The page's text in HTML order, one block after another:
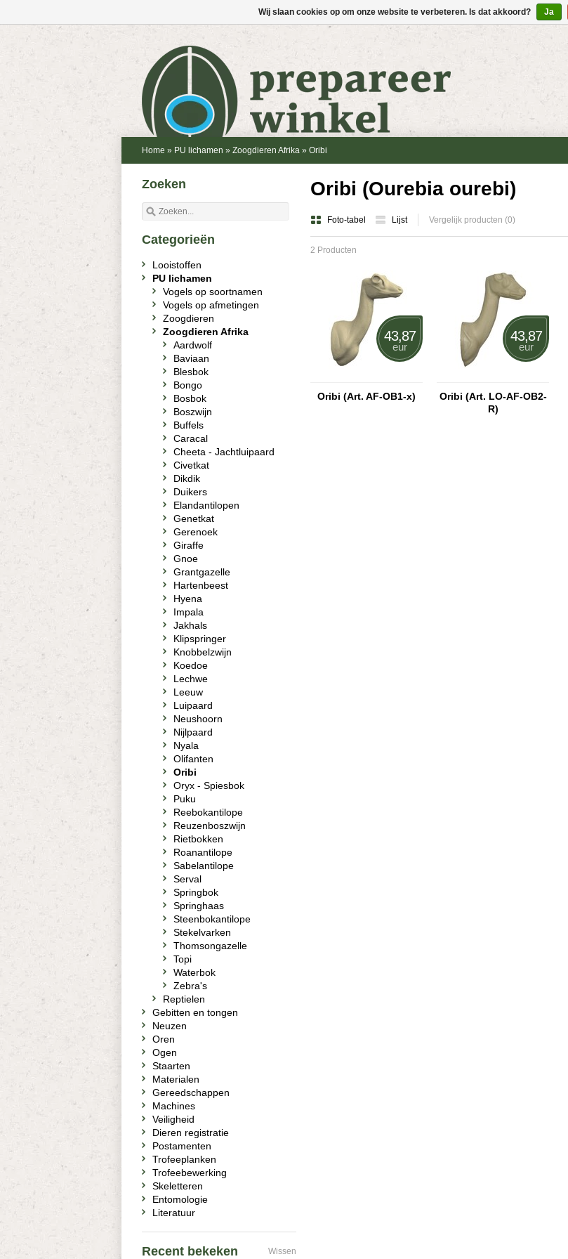
Home » PU lichamen » Zoogdieren Afrika » Oribi
Oribi (Ourebia ourebi)
Foto-tabel Lijst Vergelijk producten (0)
2 Producten
43,87
eur
Oribi (Art. AF-OB1-x)
43,87
eur
Oribi (Art. LO-AF-OB2-
R)
Zoeken
Categorieën
Looistoffen
PU lichamen
Vogels op soortnamen
Vogels op afmetingen
Zoogdieren
Zoogdieren Afrika
Aardwolf
Baviaan
Blesbok
Bongo
Bosbok
Boszwijn
Buffels
Caracal
Cheeta - Jachtluipaard
Civetkat
Dikdik
Duikers
Elandantilopen
Genetkat
Gerenoek
Giraffe
Gnoe
Grantgazelle
Hartenbeest
Hyena
Impala
Jakhals
Klipspringer
Knobbelzwijn
Koedoe
Lechwe
Leeuw
Luipaard
Neushoorn
Nijlpaard
Nyala
Olifanten
Oribi
Oryx - Spiesbok
Puku
Reebokantilope
Reuzenboszwijn
Rietbokken
Roanantilope
Sabelantilope
Serval
Springbok
Springhaas
Steenbokantilope
Stekelvarken
Thomsongazelle
Topi
Waterbok
Zebra's
Reptielen
Gebitten en tongen
Neuzen
Oren
Ogen
Staarten
Materialen
Gereedschappen
Machines
Veiligheid
Dieren registratie
Postamenten
Trofeeplanken
Trofeebewerking
Skeletteren
Entomologie
Literatuur
Recent bekeken Wissen
Wij slaan cookies op om onze website te verbeteren. Is dat akkoord? Ja